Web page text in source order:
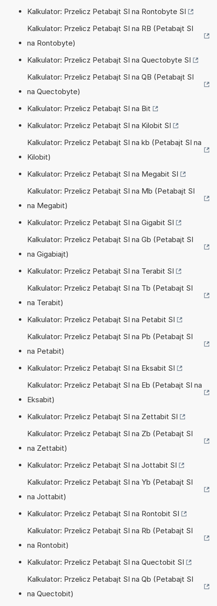
Kalkulator: Przelicz Petabajt SI na Rontobyte SI
Kalkulator: Przelicz Petabajt SI na RB (Petabajt SI
na Rontobyte)
Kalkulator: Przelicz Petabajt SI na Quectobyte SI
Kalkulator: Przelicz Petabajt SI na QB (Petabajt SI
na Quectobyte)
Kalkulator: Przelicz Petabajt SI na Bit
Kalkulator: Przelicz Petabajt SI na Kilobit SI
Kalkulator: Przelicz Petabajt SI na kb (Petabajt SI na
Kilobit)
Kalkulator: Przelicz Petabajt SI na Megabit SI
Kalkulator: Przelicz Petabajt SI na Mb (Petabajt SI
na Megabit)
Kalkulator: Przelicz Petabajt SI na Gigabit SI
Kalkulator: Przelicz Petabajt SI na Gb (Petabajt SI
na Gigabiajt)
Kalkulator: Przelicz Petabajt SI na Terabit SI
Kalkulator: Przelicz Petabajt SI na Tb (Petabajt SI
na Terabit)
Kalkulator: Przelicz Petabajt SI na Petabit SI
Kalkulator: Przelicz Petabajt SI na Pb (Petabajt SI
na Petabit)
Kalkulator: Przelicz Petabajt SI na Eksabit SI
Kalkulator: Przelicz Petabajt SI na Eb (Petabajt SI na
Eksabit)
Kalkulator: Przelicz Petabajt SI na Zettabit SI
Kalkulator: Przelicz Petabajt SI na Zb (Petabajt SI
na Zettabit)
Kalkulator: Przelicz Petabajt SI na Jottabit SI
Kalkulator: Przelicz Petabajt SI na Yb (Petabajt SI
na Jottabit)
Kalkulator: Przelicz Petabajt SI na Rontobit SI
Kalkulator: Przelicz Petabajt SI na Rb (Petabajt SI
na Rontobit)
Kalkulator: Przelicz Petabajt SI na Quectobit SI
Kalkulator: Przelicz Petabajt SI na Qb (Petabajt SI
na Quectobit)